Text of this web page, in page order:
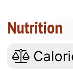
Nutrition